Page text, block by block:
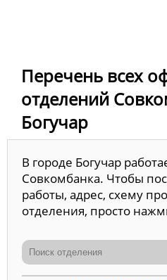
Перечень всех
отделений
Богучар
В городе Богучар
Совкомбанка. Чтобы
работы, адрес, схему
отделения, просто